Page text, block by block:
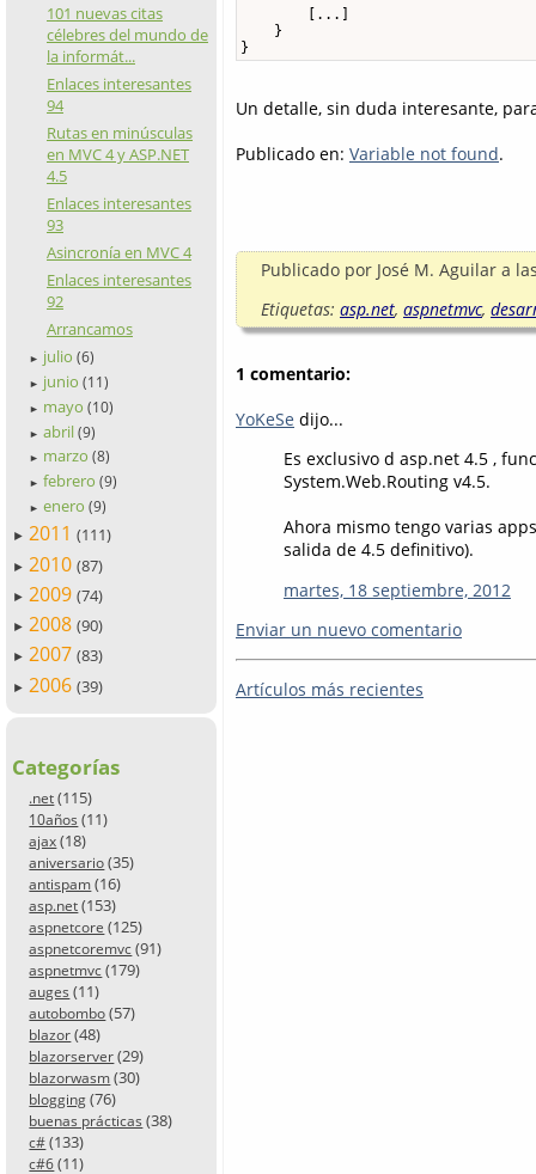
101 nuevas citas
célebres del mundo de
la informát...
Enlaces interesantes
94
Rutas en minúsculas
en MVC 4 y ASP.NET
4.5
Enlaces interesantes
93
Asincronía en MVC 4
Enlaces interesantes
92
Arrancamos
► julio (6)
► junio (11)
► mayo (10)
► abril (9)
► marzo (8)
► febrero (9)
► enero (9)
► 2011 (111)
► 2010 (87)
► 2009 (74)
► 2008 (90)
► 2007 (83)
► 2006 (39)
Categorías
.net (115)
10años (11)
ajax (18)
aniversario (35)
antispam (16)
asp.net (153)
aspnetcore (125)
aspnetcoremvc (91)
aspnetmvc (179)
auges (11)
autobombo (57)
blazor (48)
blazorserver (29)
blazorwasm (30)
blogging (76)
buenas prácticas (38)
c# (133)
c#6 (11)
        [...]
    }
}
Un detalle, sin duda interesante,
Publicado en: Variable not found.
Publicado por José M. Aguilar a
Etiquetas: asp.net, aspnetmvc,
1 comentario:
YoKeSe dijo...
Es exclusivo d asp.net 4.5 ,
System.Web.Routing v4.5.
Ahora mismo tengo varias
salida de 4.5 definitivo).
martes, 18 septiembre, 2012
Enviar un nuevo comentario
Artículos más recientes